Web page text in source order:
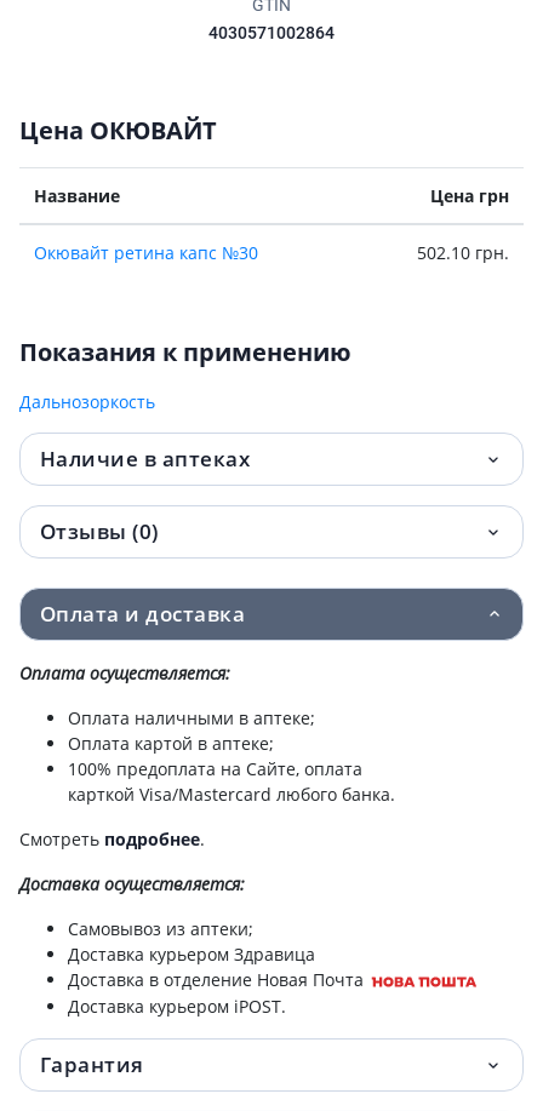
GTIN
4030571002864
Цена ОКЮВАЙТ
Название Цена грн
Окювайт ретина капс №30 502.10 грн.
Показания к применению
Дальнозоркость
Наличие в аптеках
Отзывы (0)
Оплата и доставка
Оплата осуществляется:
Оплата наличными в аптеке;
Оплата картой в аптеке;
100% предоплата на Сайте, оплата
карткой Visa/Mastercard любого банка.
Смотреть подробнее.
Доставкаосуществляется:
Самовывоз из аптеки;
Доставка курьером Здравица
Доставка в отделение Новая Почта
Доставка курьером iPOST.
Гарантия